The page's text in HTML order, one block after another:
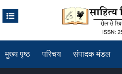
मुख्य पृष्ठ परिचय संपादक मंडल